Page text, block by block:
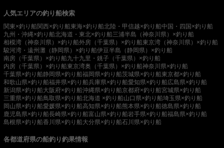
人気エリアの釣り船検索
関東×釣り船関西×釣り船東海×釣り船北陸・甲信越×釣り船中国・四国×釣り船
九州・沖縄×釣り船北海道・東北×釣り船三浦半島（神奈川県）×釣り船
相模湾（神奈川県）×釣り船外房（千葉県）×釣り船東京湾（神奈川県）×釣り船
駿河湾・遠州灘（静岡県）×釣り船伊豆半島（静岡県）×釣り船
南房（千葉県）×釣り船九十九里・銚子（千葉県）×釣り船
内房（千葉県）×釣り船東京湾奥（千葉県）×釣り船神奈川県×釣り船
千葉県×釣り船静岡県×釣り船福岡県×釣り船茨城県×釣り船東京都×釣り船
和歌山県×釣り船福井県×釣り船兵庫県×釣り船愛知県×釣り船広島県×釣り船
新潟県×釣り船大阪府×釣り船沖縄県×釣り船京都府×釣り船宮城県×釣り船
三重県×釣り船鳥取県×釣り船北海道 ×釣り船山口県×釣り船埼玉県×釣り船
岡山県×釣り船愛媛県×釣り船高知県×釣り船熊本県×釣り船徳島県×釣り船
鹿児島県×釣り船長崎県×釣り船富山県×釣り船岩手県×釣り船福島県×釣り船
島根県×釣り船香川県×釣り船大分県×釣り船石川県×釣り船
各都道府県の船釣り釣果情報